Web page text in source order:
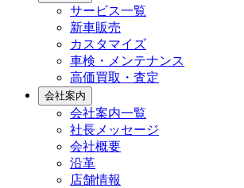
サービス一覧
新車販売
カスタマイズ
車検・メンテナンス
高価買取・査定
会社案内
会社案内一覧
社長メッセージ
会社概要
沿革
店舗情報